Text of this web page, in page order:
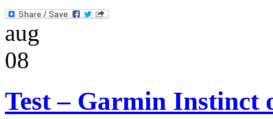
aug
08
Test – Garmin Instinct